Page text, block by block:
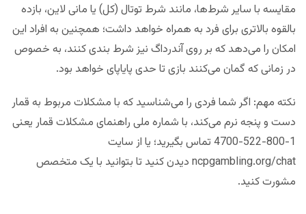
مقایسه با سایر شرط‌ها، مانند شرط توتال (کل) یا مانی لاین، بازده
بالقوه بالاتری برای فرد به همراه خواهد داشت؛ همچنین به افراد این
امکان را می‌دهد که بر روی آندرداگ نیز شرط بندی کنند، به خصوص
در زمانی که گمان می‌کنند بازی تا حدی پایاپای خواهد بود.
نکته مهم: اگر شما فردی را می‌شناسید که با مشکلات مربوط به قمار
دست و پنجه نرم می‌کند، با شماره ملی راهنمای مشکلات قمار یعنی
1-800-522-4700 تماس بگیرید؛ یا از سایت
ncpgambling.org/chat دیدن کنید تا بتوانید با یک متخصص
مشورت کنید.